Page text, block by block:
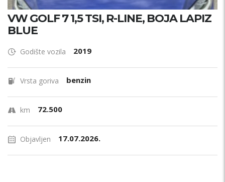
VW GOLF 7 1,5 TSI, R-LINE, BOJA LAPIZ
BLUE
Godište vozila 2019
Vrsta goriva benzin
km 72.500
Objavljen 17.07.2026.